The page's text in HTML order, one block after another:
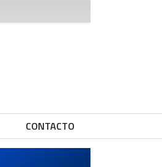
CONTACTO